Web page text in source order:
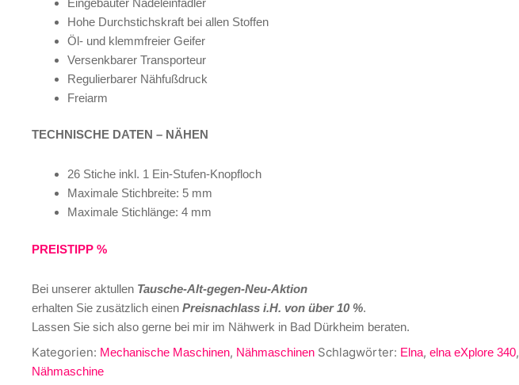
Hohe Durchstichskraft bei allen Stoffen
Öl- und klemmfreier Geifer
Versenkbarer Transporteur
Regulierbarer Nähfußdruck
Freiarm
TECHNISCHE DATEN – NÄHEN
26 Stiche inkl. 1 Ein-Stufen-Knopfloch
Maximale Stichbreite: 5 mm
Maximale Stichlänge: 4 mm
PREISTIPP %
Bei unserer aktullen Tausche-Alt-gegen-Neu-Aktion
erhalten Sie zusätzlich einen Preisnachlass i.H. von über 10 %.
Lassen Sie sich also gerne bei mir im Nähwerk in Bad Dürkheim beraten.
Kategorien: Mechanische Maschinen, Nähmaschinen Schlagwörter: Elna, elna eXplore 340,
Nähmaschine